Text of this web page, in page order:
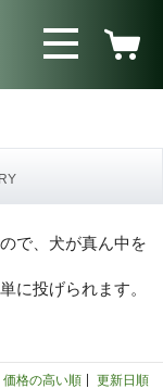
で、犬が真ん中を
に投げられます。
価格の高い順 更新日順